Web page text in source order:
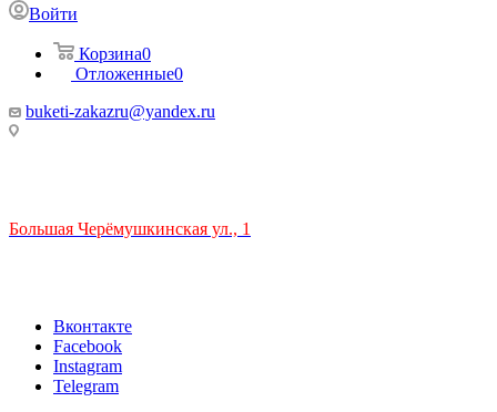
Войти
Корзина0
Отложенные0
buketi-zakazru@yandex.ru
Большая Черёмушкинская ул., 1
Вконтакте
Facebook
Instagram
Telegram